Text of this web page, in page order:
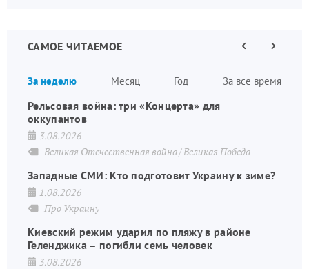
САМОЕ ЧИТАЕМОЕ
За неделю Месяц Год За все время
страниц
ПредыдущаяСледующая
Рельсовая война: три «Концерта» для
оккупантов
3.08.2026
Великая Отечественная война Великая Победа
Западные СМИ: Кто подготовит Украину к зиме?
1.08.2026
Про Украину
Киевский режим ударил по пляжу в районе
Геленджика – погибли семь человек
3.08.2026